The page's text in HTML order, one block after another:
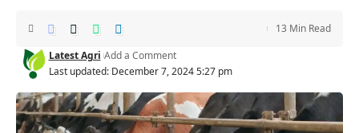
Last updated: December 7, 2024 5:27 pm
Latest Agri Add a Comment
13 Min Read